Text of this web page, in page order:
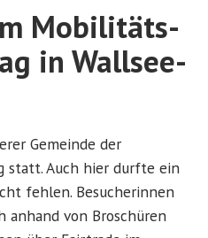
Mobilitäts-
in Wallsee-
Gemeinde der
statt. Auch hier durfte ein
fehlen. Besucherinnen
anhand von Broschüren